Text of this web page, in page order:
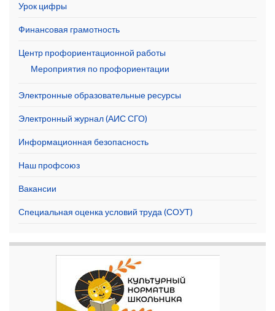
Урок цифры
Финансовая грамотность
Центр профориентационной работы
Мероприятия по профориентации
Электронные образовательные ресурсы
Электронный журнал (АИС СГО)
Информационная безопасность
Наш профсоюз
Вакансии
Специальная оценка условий труда (СОУТ)